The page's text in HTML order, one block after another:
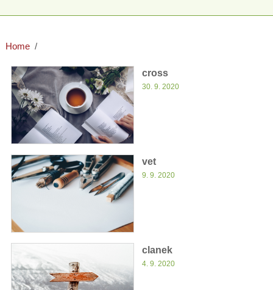
Home
cross
30. 9. 2020
vet
9. 9. 2020
clanek
4. 9. 2020